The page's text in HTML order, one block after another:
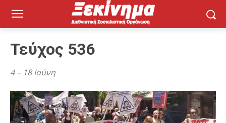
Τεύχος 536
4 – 18 Ιούνη